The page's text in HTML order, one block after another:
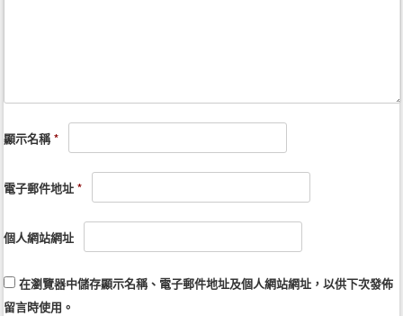
顯示名稱*
電子郵件地址*
個人網站網址
在瀏覽器中儲存顯示名稱、電子郵件地址及個人網站網址，以供下次發佈
留言時使用。